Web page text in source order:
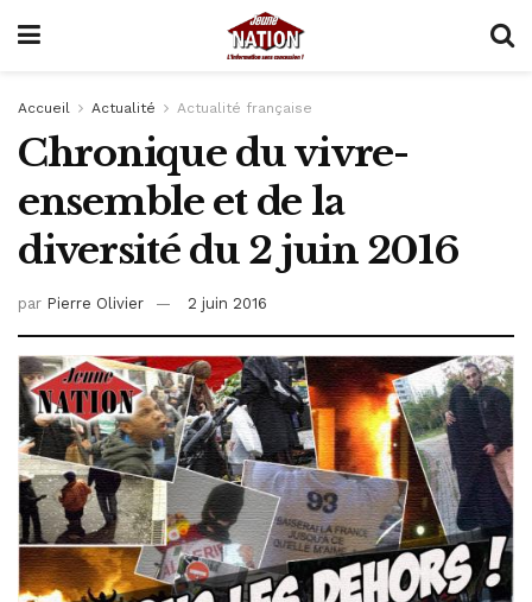
Accueil Actualité Actualité française
Chronique du vivre-
ensemble et de la
diversité du 2 juin 2016
par Pierre Olivier 2 juin 2016